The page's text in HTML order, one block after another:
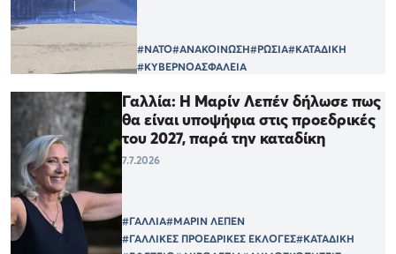
#ΝΑΤΟ#ΑΝΑΚΟΙΝΩΣΗ#ΡΩΣΙΑ#ΚΑΤΑΔΙΚΗ
#ΚΥΒΕΡΝΟΑΣΦΑΛΕΙΑ
Γαλλία: Η Μαρίν Λεπέν δήλωσε πως
θα είναι υποψήφια στις προεδρικές
του 2027, παρά την καταδίκη
7.7.2026
#ΓΑΛΛΙΑ#ΜΑΡΙΝ ΛΕΠΕΝ
#ΓΑΛΛΙΚΕΣ ΠΡΟΕΔΡΙΚΕΣ ΕΚΛΟΓΕΣ#ΚΑΤΑΔΙΚΗ